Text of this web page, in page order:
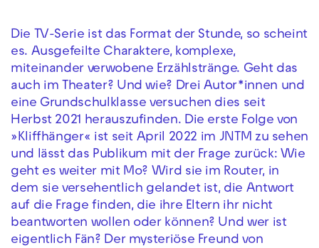
Die TV-Serie ist das Format der Stunde, so scheint
es. Ausgefeilte Charaktere, komplexe,
miteinander verwobene Erzählstränge. Geht das
auch im Theater? Und wie? Drei Autor*innen und
eine Grundschulklasse versuchen dies seit
Herbst 2021 herauszufinden. Die erste Folge von
»Kliffhänger« ist seit April 2022 im JNTM zu sehen
und lässt das Publikum mit der Frage zurück: Wie
geht es weiter mit Mo? Wird sie im Router, in
dem sie versehentlich gelandet ist, die Antwort
auf die Frage finden, die ihre Eltern ihr nicht
beantworten wollen oder können? Und wer ist
eigentlich Fän? Der mysteriöse Freund von